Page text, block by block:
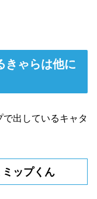
きゃらは他に
出しているキャタ
ップくん